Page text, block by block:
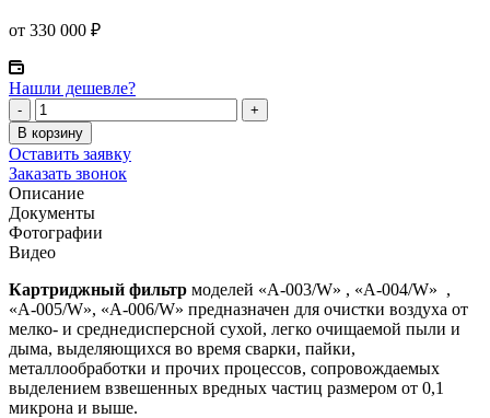
от 330 000 ₽
Нашли дешевле?
-
Количество
товара
Настеный
самоочищающийся
картриджный
фильтр
+
В корзину
Оставить заявку
Заказать звонок
Описание
Документы
Фотографии
Видео
Картриджный фильтр моделей «A-003/W» , «A-004/W» ,
«A-005/W», «A-006/W» предназначен для очистки воздуха от
мелко- и среднедисперсной сухой, легко очищаемой пыли и
дыма, выделяющихся во время сварки, пайки,
металлообработки и прочих процессов, сопровождаемых
выделением взвешенных вредных частиц размером от 0,1
микрона и выше.